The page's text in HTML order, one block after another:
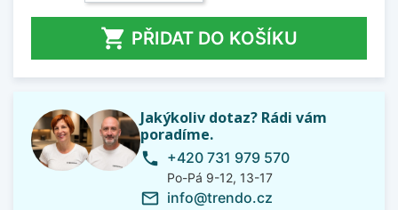
 PŘIDAT DO KOŠÍKU
Jakýkoliv dotaz? Rádi vám
poradíme.
phone +420 731 979 570
Po-Pá 9-12, 13-17
mail_outline info@trendo.cz